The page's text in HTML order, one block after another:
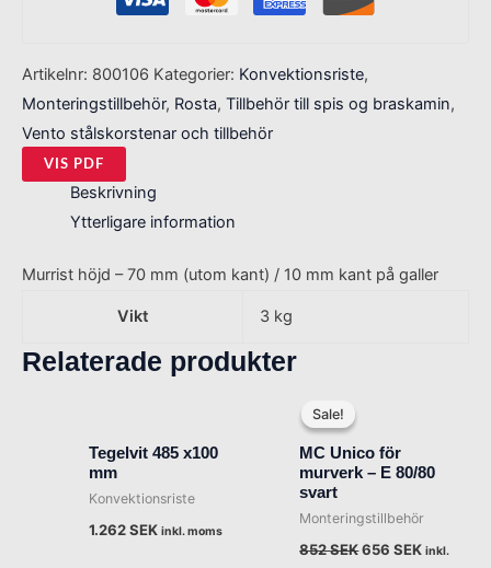
Artikelnr: 800106 Kategorier: Konvektionsriste,
Monteringstillbehör, Rosta, Tillbehör till spis og braskamin,
Vento stålskorstenar och tillbehör
VIS PDF
Beskrivning
Ytterligare information
Murrist höjd – 70 mm (utom kant) / 10 mm kant på galler
Vikt 3 kg
Relaterade produkter
Tegelvit 485 x100
mm
Konvektionsriste
1.262SEK inkl. moms
Sale!
Sale!
MC Unico för
murverk – E 80/80
svart
Monteringstillbehör
852SEK
var:
852 SEK.
656SEK inkl.